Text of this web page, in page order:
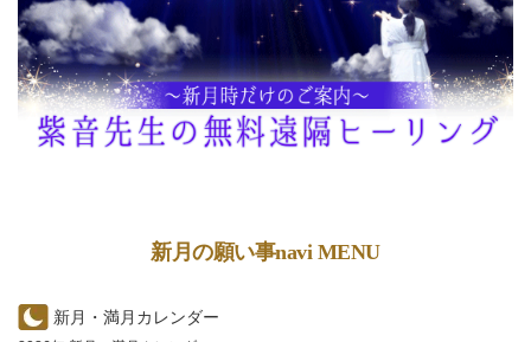
新月の願い事navi MENU
新月・満月カレンダー